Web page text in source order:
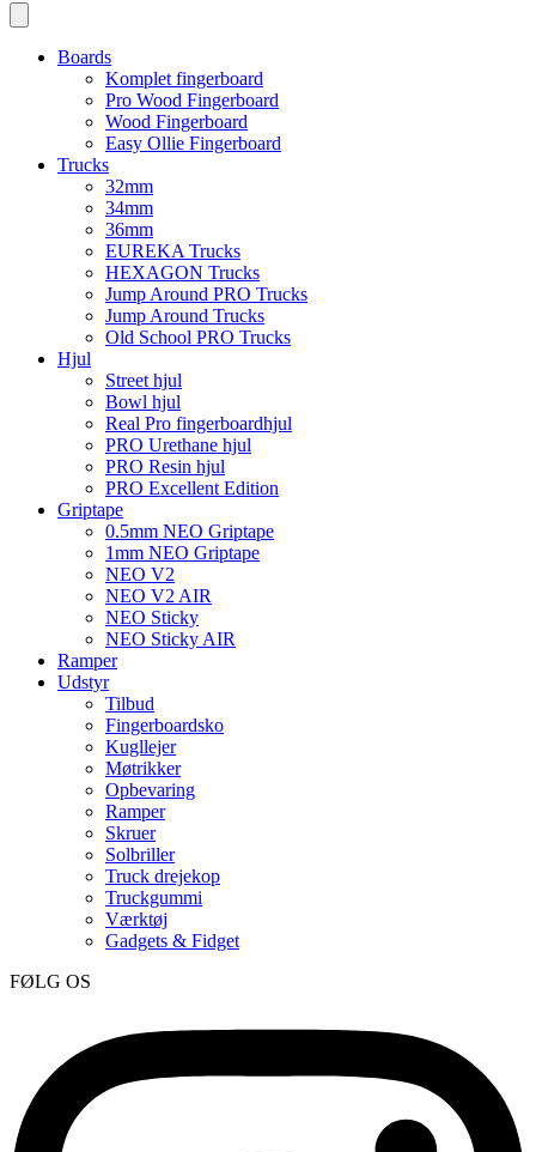
Boards
Komplet fingerboard
Pro Wood Fingerboard
Wood Fingerboard
Easy Ollie Fingerboard
Trucks
32mm
34mm
36mm
EUREKA Trucks
HEXAGON Trucks
Jump Around PRO Trucks
Jump Around Trucks
Old School PRO Trucks
Hjul
Street hjul
Bowl hjul
Real Pro fingerboardhjul
PRO Urethane hjul
PRO Resin hjul
PRO Excellent Edition
Griptape
0.5mm NEO Griptape
1mm NEO Griptape
NEO V2
NEO V2 AIR
NEO Sticky
NEO Sticky AIR
Ramper
Udstyr
Tilbud
Fingerboardsko
Kugllejer
Møtrikker
Opbevaring
Ramper
Skruer
Solbriller
Truck drejekop
Truckgummi
Værktøj
Gadgets & Fidget
FØLG OS